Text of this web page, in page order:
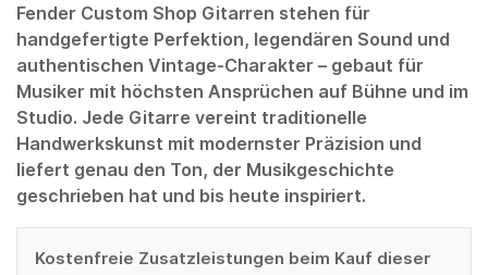
Fender Custom Shop Gitarren stehen für
handgefertigte Perfektion, legendären Sound und
authentischen Vintage-Charakter – gebaut für
Musiker mit höchsten Ansprüchen auf Bühne und im
Studio. Jede Gitarre vereint traditionelle
Handwerkskunst mit modernster Präzision und
liefert genau den Ton, der Musikgeschichte
geschrieben hat und bis heute inspiriert.
Kostenfreie Zusatzleistungen beim Kauf dieser